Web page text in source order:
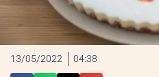
13/05/2022 04:38